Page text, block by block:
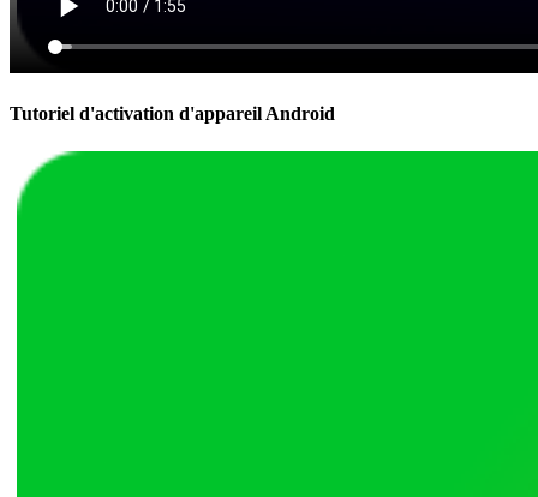
Tutoriel d'activation d'appareil Android